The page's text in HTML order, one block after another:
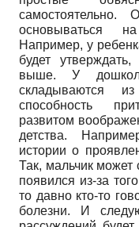
самостоятельно.
основываться
Например, у
будет
выше. У
складываются
способность
развитом
детства.
истории о
Так, мальчик может
появился из-за
то давно кто-то
болезни. И